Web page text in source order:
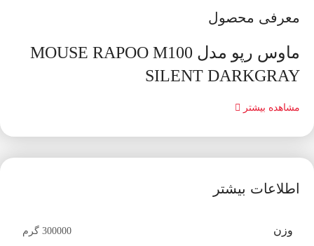
معرفی محصول
ماوس رپو مدل MOUSE RAPOO M100
SILENT DARKGRAY
مشاهده بیشتر
اطلاعات بیشتر
وزن 300000 گرم